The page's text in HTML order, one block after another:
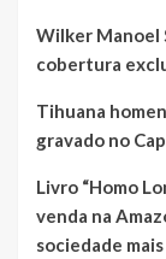
Wilker Manoel
cobertura
Tihuana
gravado no
Livro “Homo
venda na
sociedade